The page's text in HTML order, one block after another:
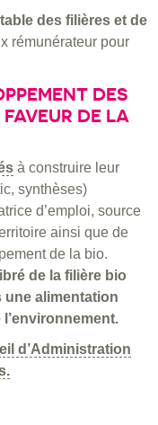
des filières et de
rémunérateur pour
DES
DE LA
à construire leur
synthèses)
d’emploi, source
ainsi que de
de la bio.
de la filière bio
une alimentation
d’Administration